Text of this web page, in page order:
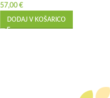
57,00 €
DODAJ V KOŠARICO